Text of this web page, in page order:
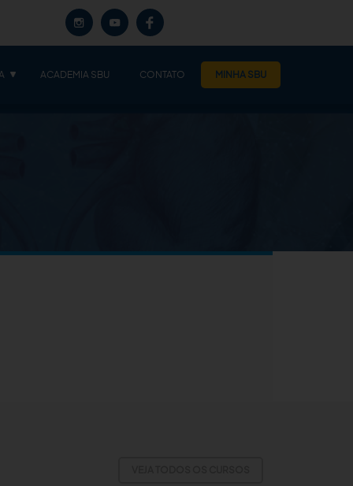
ACADEMIA SBU CONTATO MINHA SBU